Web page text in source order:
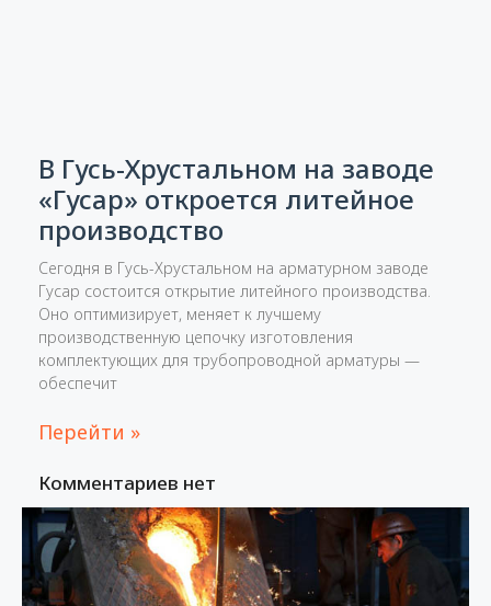
В Гусь-Хрустальном на заводе
«Гусар» откроется литейное
производство
Сегодня в Гусь-Хрустальном на арматурном заводе
Гусар состоится открытие литейного производства.
Оно оптимизирует, меняет к лучшему
производственную цепочку изготовления
комплектующих для трубопроводной арматуры —
обеспечит
Перейти »
Комментариев нет